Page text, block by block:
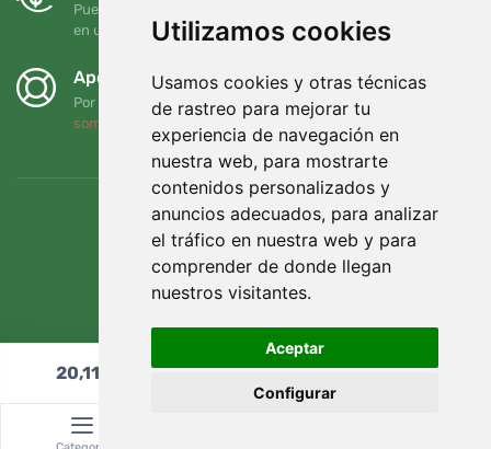
Utilizamos cookies
Usamos cookies y otras técnicas
de rastreo para mejorar tu
experiencia de navegación en
nuestra web, para mostrarte
contenidos personalizados y
anuncios adecuados, para analizar
el tráfico en nuestra web y para
comprender de donde llegan
nuestros visitantes.
Aceptar
Configurar
Puede devolver o cambiar su pedido en cualquier momento
en un plazo de 90 días
Apoyamos a Trees.org
Por cada pedido plantamos un árbol. Leer más
somos
20,11 Añadir al carrito